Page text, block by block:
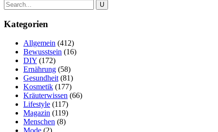
Kategorien
Allgemein (412)
Bewusstsein (16)
DIY (172)
Ernährung (58)
Gesundheit (81)
Kosmetik (177)
Kräuterwissen (66)
Lifestyle (117)
Magazin (119)
Menschen (8)
Mode (2)